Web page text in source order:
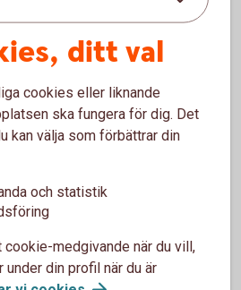
affärssystem, alltså ett IT-system,
olika delar av verksamheten,
eller tillverkning. De finns i
bokföringsprogram till
företag.
inkluderar vi också andra
kan vara till nytta – till
eller enklare
ditt val
cookies eller liknande
ska fungera för dig. Det
kan välja som förbättrar din
och statistik
cookie-medgivande när du vill,
din profil när du är